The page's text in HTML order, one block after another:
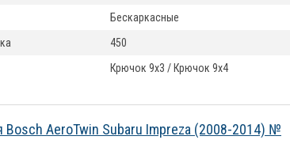
Бескаркасные
450
Крючок 9x3 / Крючок 9x4
Bosch AeroTwin Subaru Impreza (2008-2014) №